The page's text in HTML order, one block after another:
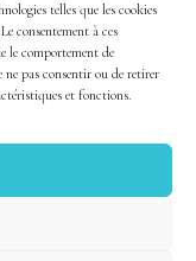
telles que les cookies
consentement à ces
le comportement de
pas consentir ou de retirer
et fonctions.